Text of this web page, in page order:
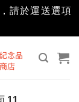
請於運送選項
11